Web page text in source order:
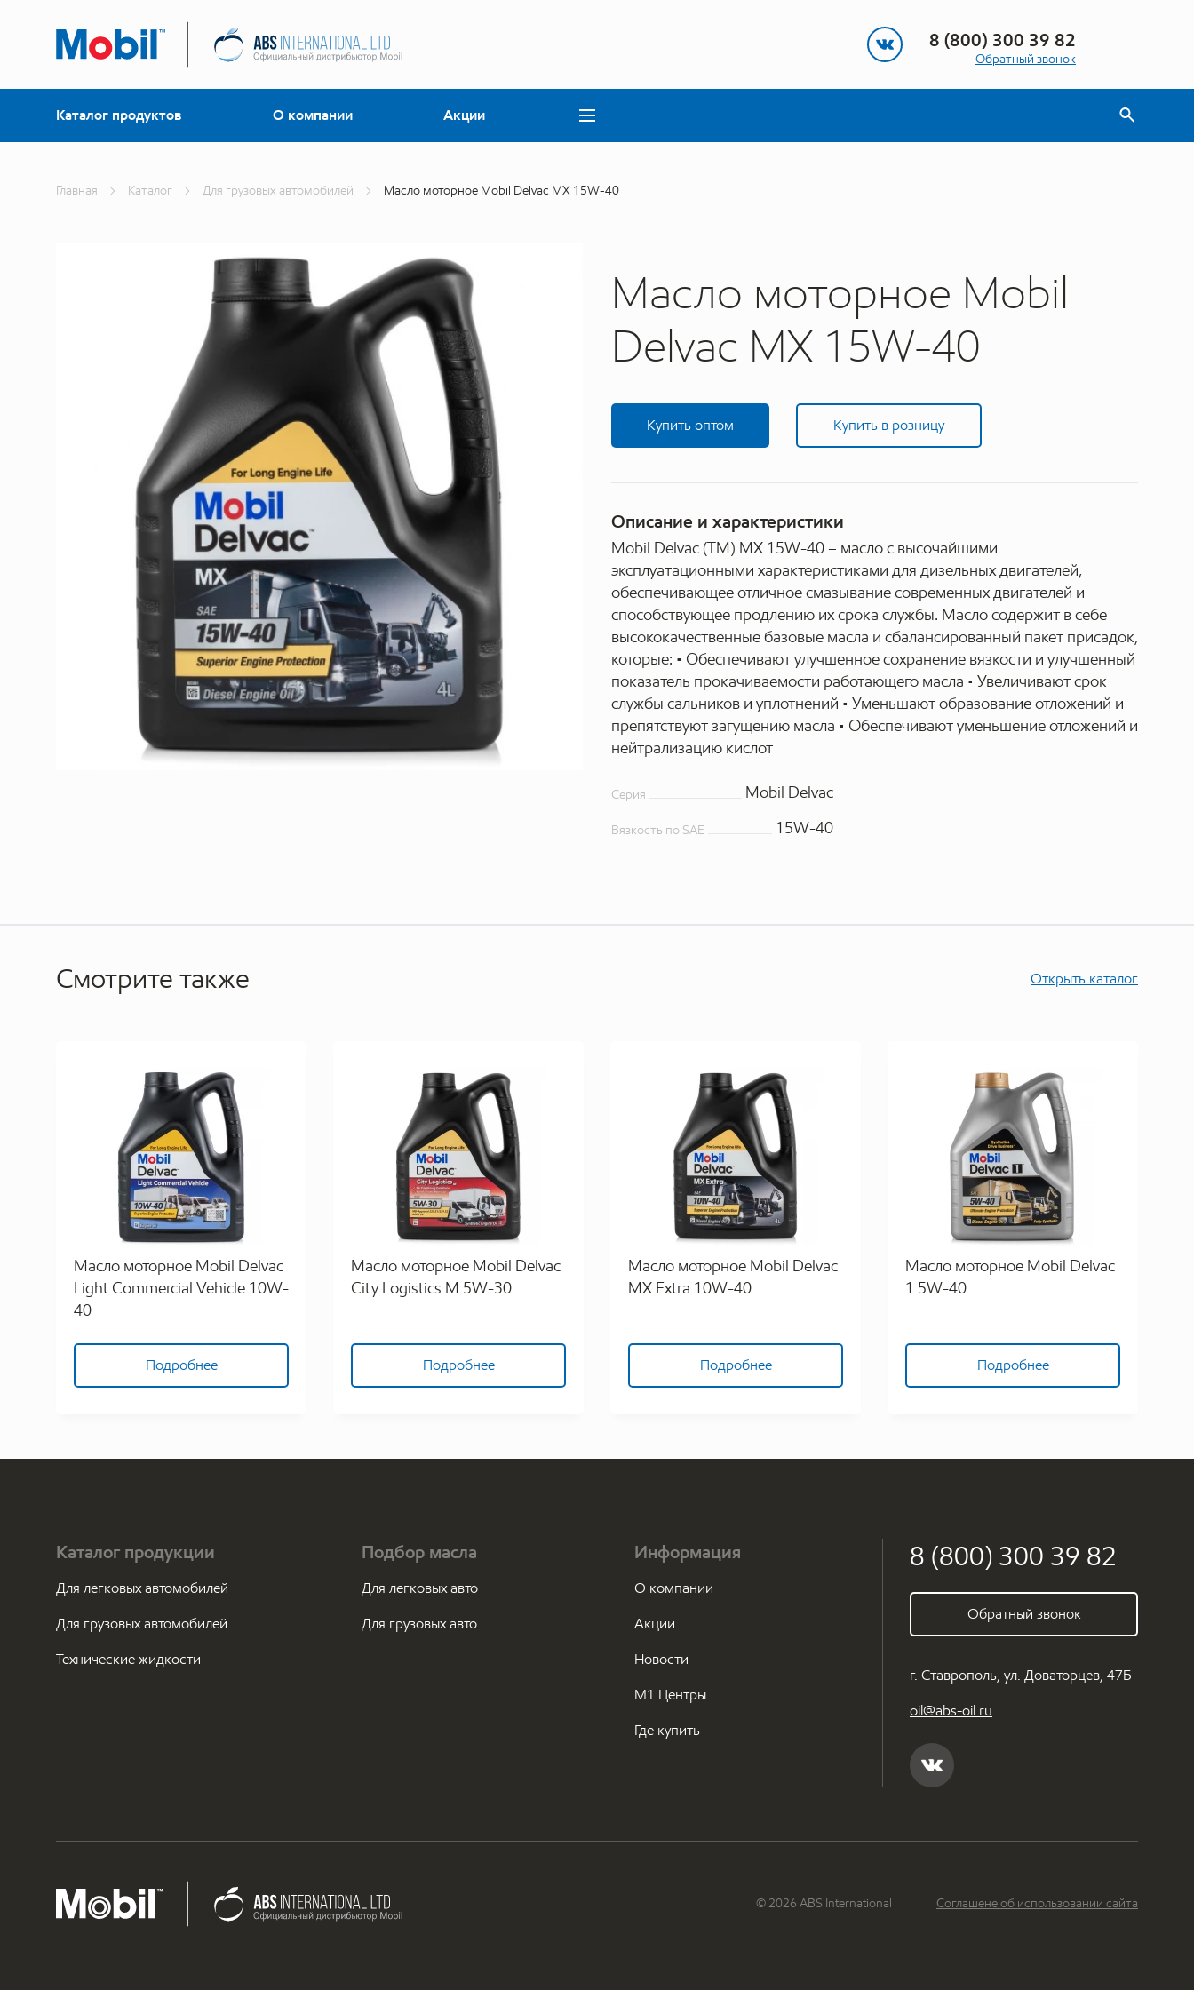
8 (800) 300 39 82
Обратный звонок
Каталог продуктов О компании Акции
Главная Каталог Для грузовых автомобилей Масло моторное Mobil Delvac MX 15W-40
Масло моторное Mobil
Delvac MX 15W-40
Купить оптом Купить в розницу
Описание и характеристики
Mobil Delvac (ТМ) MX 15W-40 – масло с высочайшими
эксплуатационными характеристиками для дизельных двигателей,
обеспечивающее отличное смазывание современных двигателей и
способствующее продлению их срока службы. Масло содержит в себе
высококачественные базовые масла и сбалансированный пакет присадок,
которые: • Обеспечивают улучшенное сохранение вязкости и улучшенный
показатель прокачиваемости работающего масла • Увеличивают срок
службы сальников и уплотнений • Уменьшают образование отложений и
препятствуют загущению масла • Обеспечивают уменьшение отложений и
нейтрализацию кислот
Серия Mobil Delvac
Вязкость по SAE 15W-40
Смотрите также Открыть каталог
Масло моторное Mobil Delvac
Light Commercial Vehicle 10W-
40
Подробнее
Масло моторное Mobil Delvac
City Logistics M 5W-30
Подробнее
Масло моторное Mobil Delvac
MX Extra 10W-40
Подробнее
Масло моторное Mobil Delvac
1 5W-40
Подробнее
Каталог продукции
Для легковых автомобилей
Для грузовых автомобилей
Технические жидкости
Подбор масла
Для легковых авто
Для грузовых авто
Информация
О компании
Акции
Новости
М1 Центры
Где купить
8 (800) 300 39 82
Обратный звонок
г. Ставрополь, ул. Доваторцев, 47Б
oil@abs-oil.ru
© 2026 ABS International Соглашене об использовании сайта